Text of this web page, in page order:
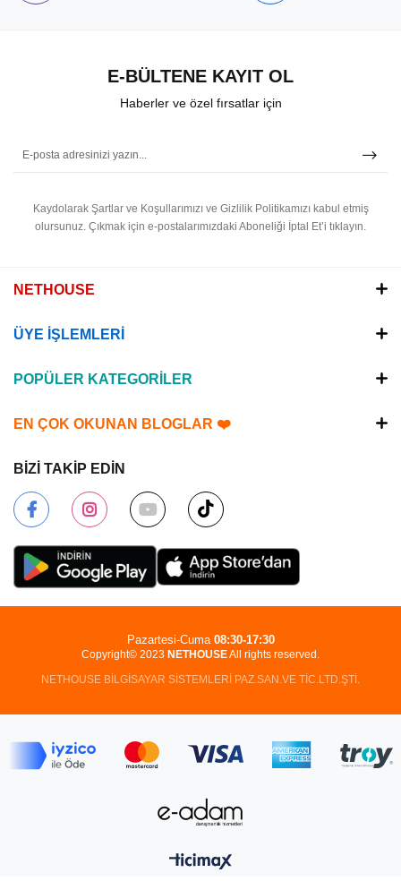
E-BÜLTENE KAYIT OL
Haberler ve özel fırsatlar için
Kaydolarak Şartlar ve Koşullarımızı ve Gizlilik Politikamızı kabul etmiş
olursunuz. Çıkmak için e-postalarımızdaki Aboneliği İptal Et’i tıklayın.
NETHOUSE
ÜYE İŞLEMLERİ
POPÜLER KATEGORİLER
EN ÇOK OKUNAN BLOGLAR ❤️
BİZİ TAKİP EDİN
Copyright© 2023 NETHOUSEAll rights reserved.
NETHOUSE BİLGİSAYAR SİSTEMLERİ PAZ.SAN.VE TİC.LTD.ŞTİ.
Pazartesi-Cuma 08:30-17:30